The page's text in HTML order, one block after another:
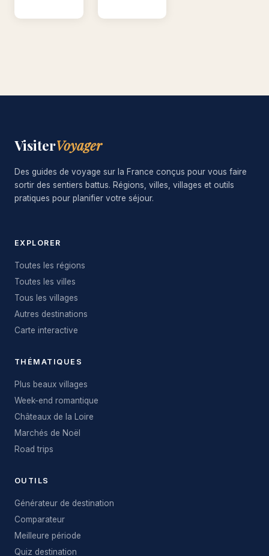
VisiterVoyager
Des guides de voyage sur la France conçus pour vous faire
sortir des sentiers battus. Régions, villes, villages et outils
pratiques pour planifier votre séjour.
EXPLORER
Toutes les régions
Toutes les villes
Tous les villages
Autres destinations
Carte interactive
THÉMATIQUES
Plus beaux villages
Week-end romantique
Châteaux de la Loire
Marchés de Noël
Road trips
OUTILS
Générateur de destination
Comparateur
Meilleure période
Quiz destination